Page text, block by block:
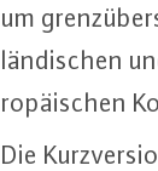
um
län­di­schen
ro­päi­schen
Die